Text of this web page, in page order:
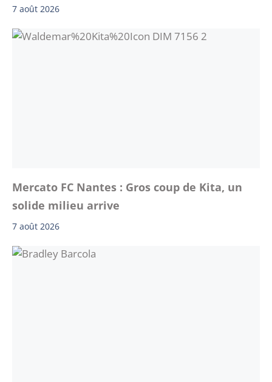
7 août 2026
Mercato FC Nantes : Gros coup de Kita, un
solide milieu arrive
7 août 2026